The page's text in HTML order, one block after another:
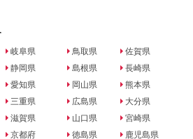
岐阜県
静岡県
愛知県
三重県
滋賀県
京都府
鳥取県
島根県
岡山県
広島県
山口県
徳島県
佐賀県
長崎県
熊本県
大分県
宮崎県
鹿児島県